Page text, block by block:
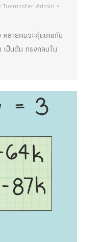
Tuemaster Admin
ลายคนจะคุ้นเคยกับ
เป็นต้น ทรงกลมใน